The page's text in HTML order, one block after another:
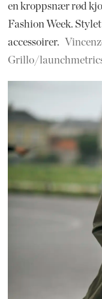
en kroppsnær rød
Fashion Week.
accessoirer.
Grillo/